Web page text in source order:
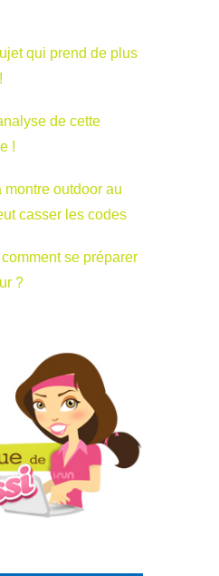
qui prend de plus
de cette
!
montre outdoor au
casser les codes
se préparer
?